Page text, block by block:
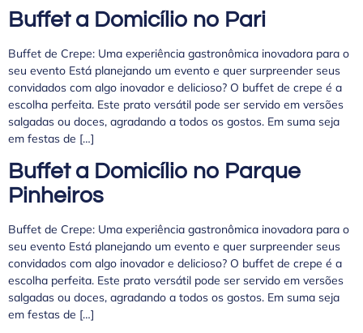
Buffet a Domicílio no Pari
Buffet de Crepe: Uma experiência gastronômica inovadora para o
seu evento Está planejando um evento e quer surpreender seus
convidados com algo inovador e delicioso? O buffet de crepe é a
escolha perfeita. Este prato versátil pode ser servido em versões
salgadas ou doces, agradando a todos os gostos. Em suma seja
em festas de […]
Buffet a Domicílio no Parque
Pinheiros
Buffet de Crepe: Uma experiência gastronômica inovadora para o
seu evento Está planejando um evento e quer surpreender seus
convidados com algo inovador e delicioso? O buffet de crepe é a
escolha perfeita. Este prato versátil pode ser servido em versões
salgadas ou doces, agradando a todos os gostos. Em suma seja
em festas de […]